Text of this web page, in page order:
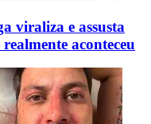
viraliza e assusta
aconteceu